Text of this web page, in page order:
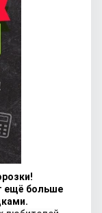
ещё больше